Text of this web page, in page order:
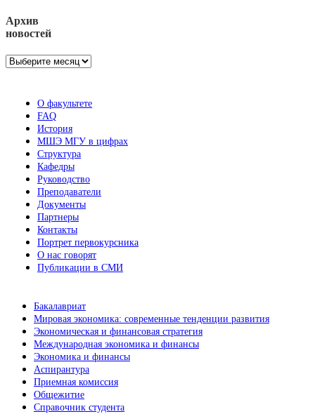
Архив
новостей
Архив
О факультете
FAQ
История
МШЭ МГУ в цифрах
Структура
Кафедры
Руководство
Преподаватели
Документы
Партнеры
Контакты
Портрет первокурсника
О нас говорят
Публикации в СМИ
Бакалавриат
Мировая экономика: современные тенденции развития
Экономическая и финансовая стратегия
Международная экономика и финансы
Экономика и финансы
Аспирантура
Приемная комиссия
Общежитие
Справочник студента